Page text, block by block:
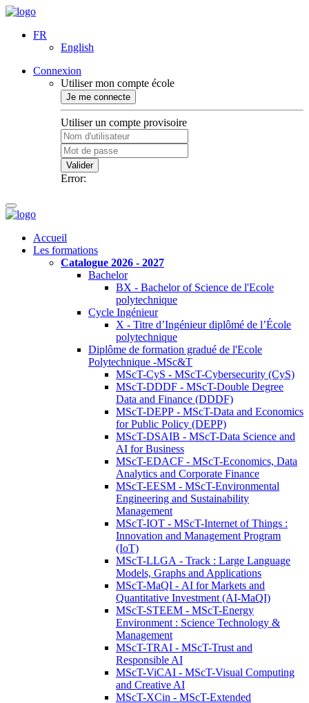
FR
English
Connexion
Utiliser mon compte école
Je me connecte
Utiliser un compte provisoire
Valider
Error:
Accueil
Les formations
Catalogue 2026 - 2027
Bachelor
BX - Bachelor of Science de l'Ecole
polytechnique
Cycle Ingénieur
X - Titre d’Ingénieur diplômé de l’École
polytechnique
Diplôme de formation gradué de l'Ecole
Polytechnique -MSc&T
MScT-CyS - MScT-Cybersecurity (CyS)
MScT-DDDF - MScT-Double Degree
Data and Finance (DDDF)
MScT-DEPP - MScT-Data and Economics
for Public Policy (DEPP)
MScT-DSAIB - MScT-Data Science and
AI for Business
MScT-EDACF - MScT-Economics, Data
Analytics and Corporate Finance
MScT-EESM - MScT-Environmental
Engineering and Sustainability
Management
MScT-IOT - MScT-Internet of Things :
Innovation and Management Program
(IoT)
MScT-LLGA - Track : Large Language
Models, Graphs and Applications
MScT-MaQI - AI for Markets and
Quantitative Investment (AI-MaQI)
MScT-STEEM - MScT-Energy
Environment : Science Technology &
Management
MScT-TRAI - MScT-Trust and
Responsible AI
MScT-ViCAI - MScT-Visual Computing
and Creative AI
MScT-XCin - MScT-Extended